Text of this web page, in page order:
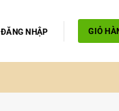
ĐĂNG NHẬP GIỎ